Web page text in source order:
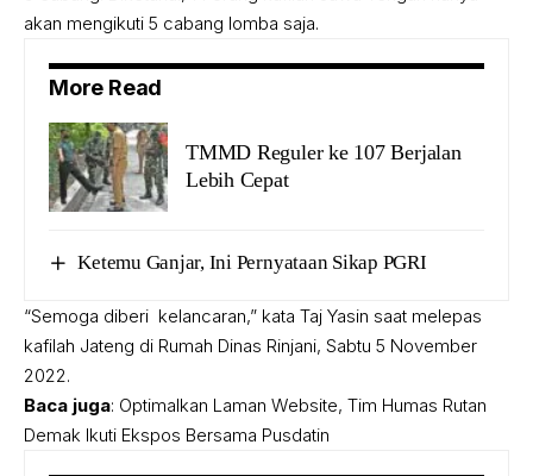
akan mengikuti 5 cabang lomba saja.
More Read
TMMD Reguler ke 107 Berjalan
Lebih Cepat
Ketemu Ganjar, Ini Pernyataan Sikap PGRI
“Semoga diberi kelancaran,” kata Taj Yasin saat melepas
kafilah Jateng di Rumah Dinas Rinjani, Sabtu 5 November
2022.
Baca juga: Optimalkan Laman Website, Tim Humas Rutan
Demak Ikuti Ekspos Bersama Pusdatin